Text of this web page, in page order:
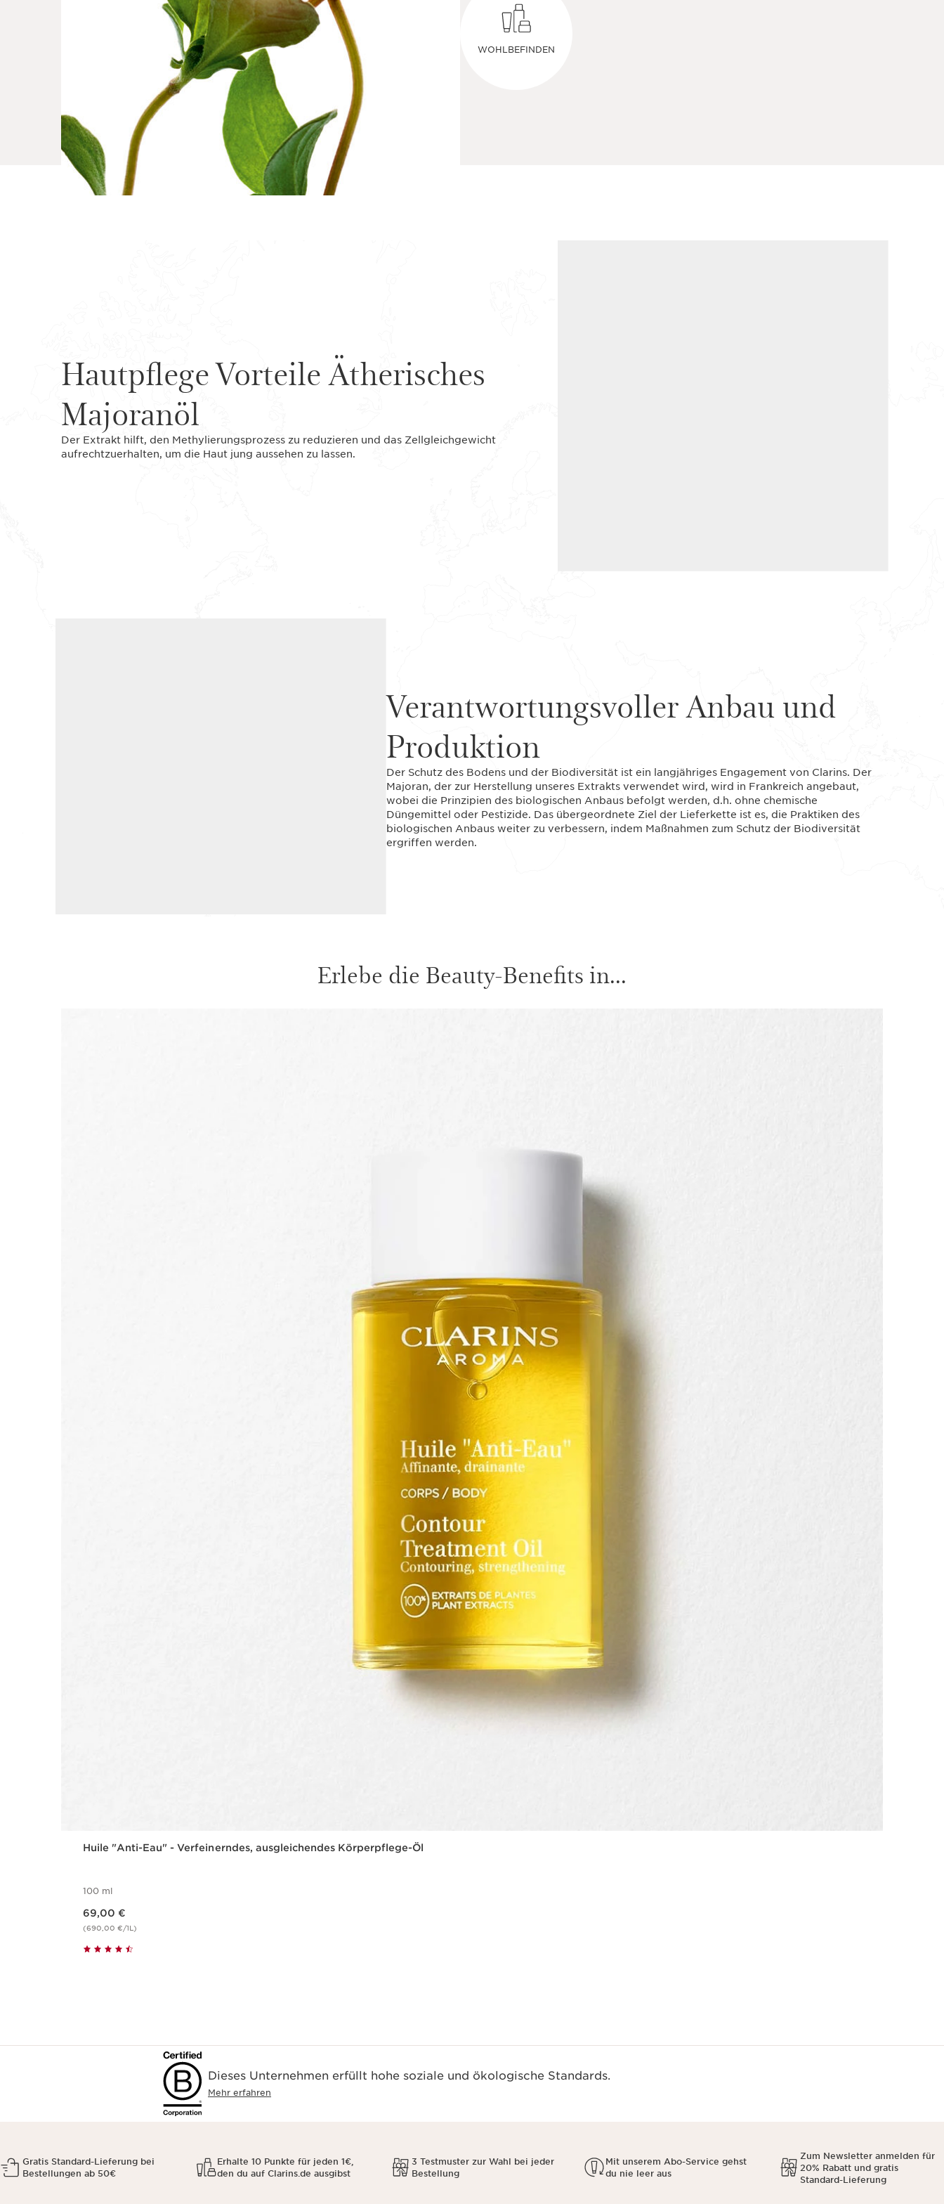
WOHLBEFINDEN
Hautpflege Vorteile Ätherisches
Majoranöl
Der Extrakt hilft, den Methylierungsprozess zu reduzieren und das Zellgleichgewicht
aufrechtzuerhalten, um die Haut jung aussehen zu lassen.
Verantwortungsvoller Anbau und
Produktion
Der Schutz des Bodens und der Biodiversität ist ein langjähriges Engagement von Clarins. Der
Majoran, der zur Herstellung unseres Extrakts verwendet wird, wird in Frankreich angebaut,
wobei die Prinzipien des biologischen Anbaus befolgt werden, d.h. ohne chemische
Düngemittel oder Pestizide. Das übergeordnete Ziel der Lieferkette ist es, die Praktiken des
biologischen Anbaus weiter zu verbessern, indem Maßnahmen zum Schutz der Biodiversität
ergriffen werden.
Erlebe die Beauty-Benefits in...
Huile "Anti-Eau" - Verfeinerndes, ausgleichendes Körperpflege-Öl
100 ml
69,00 €
(690,00 €/1L)
Dieses Unternehmen erfüllt hohe soziale und ökologische Standards.
Mehr erfahren
Gratis Standard-Lieferung bei
Bestellungen ab 50€
Erhalte 10 Punkte für jeden 1€,
den du auf Clarins.de ausgibst
3 Testmuster zur Wahl bei jeder
Bestellung
Mit unserem Abo-Service gehst
du nie leer aus
Zum Newsletter anmelden für
20% Rabatt und gratis
Standard-Lieferung